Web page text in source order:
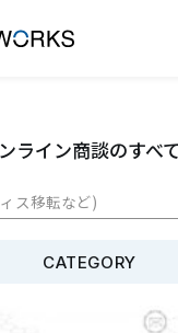
ライン商談のすべ
CATEGORY